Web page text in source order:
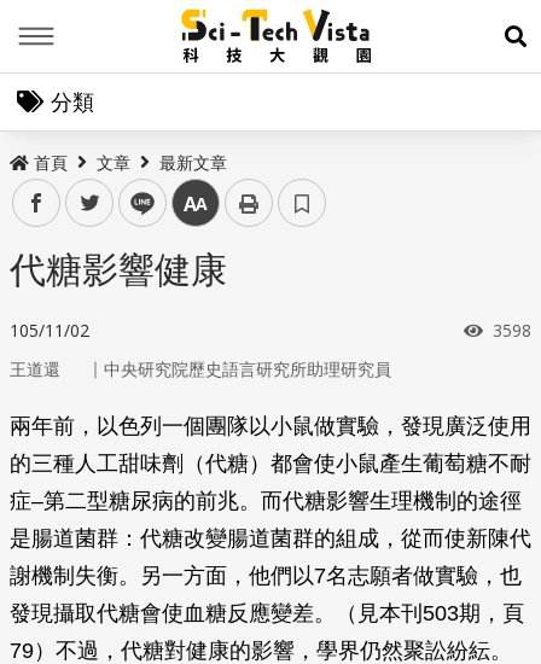
展
分類
首頁 文章 最新文章
facebooktwitter line 中
代糖影響健康
105/11/02 瀏覽
3598
王道還 ｜ 中央研究院歷史語言研究所助理研究員
兩年前，以色列一個團隊以小鼠做實驗，發現廣泛使用
的三種人工甜味劑（代糖）都會使小鼠產生葡萄糖不耐
症–第二型糖尿病的前兆。而代糖影響生理機制的途徑
是腸道菌群：代糖改變腸道菌群的組成，從而使新陳代
謝機制失衡。另一方面，他們以7名志願者做實驗，也
發現攝取代糖會使血糖反應變差。（見本刊503期，頁
79）不過，代糖對健康的影響，學界仍然聚訟紛紜。